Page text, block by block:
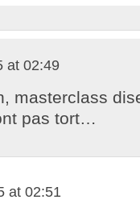
at 02:49
masterclass
pas tort…
at 02:51